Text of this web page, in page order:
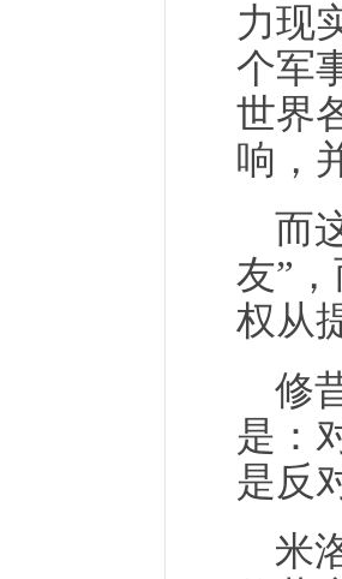
力现
个军
世界
响，
而
友”
权从
修
是：
是反
米